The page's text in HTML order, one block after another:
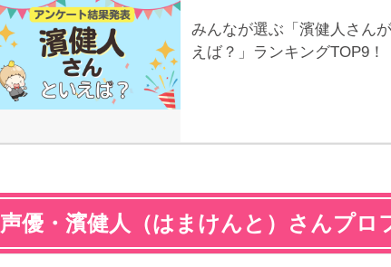
声優・濱健人（はまけんと）さんプロ